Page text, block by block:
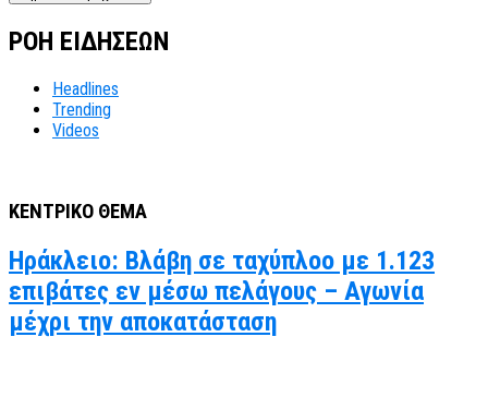
ΡΟΗ ΕΙΔΗΣΕΩΝ
Headlines
Trending
Videos
ΚΕΝΤΡΙΚΟ ΘΕΜΑ
Ηράκλειο: Βλάβη σε ταχύπλοο με 1.123
επιβάτες εν μέσω πελάγους – Αγωνία
μέχρι την αποκατάσταση